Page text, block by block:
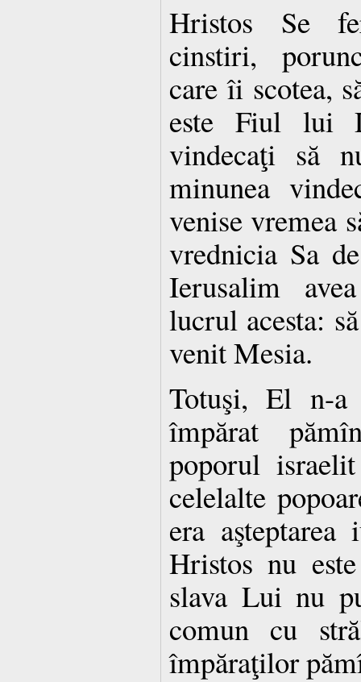
Hristos Se
cinstiri,
care îi scotea,
este Fiul lui
vindecaţi să
minunea
venise vremea
vrednicia Sa
Ierusalim
lucrul acesta:
venit Mesia.
Totuşi, El n-
împărat
poporul
celelalte
era
Hristos nu
slava Lui nu
comun cu
împăraţilor